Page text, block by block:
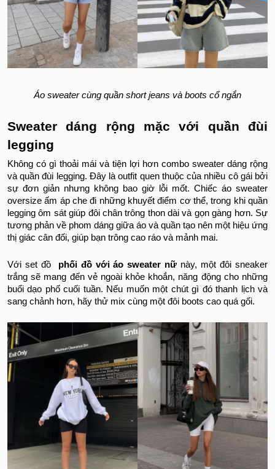
Áo sweater cùng quần short jeans và boots cổ ngắn
Sweater dáng rộng mặc với quần đùi
legging
Không có gì thoải mái và tiện lợi hơn combo sweater dáng rộng
và quần đùi legging. Đây là outfit quen thuộc của nhiều cô gái bởi
sự đơn giản nhưng không bao giờ lỗi mốt. Chiếc áo sweater
oversize ấm áp che đi những khuyết điểm cơ thể, trong khi quần
legging ôm sát giúp đôi chân trông thon dài và gọn gàng hơn. Sự
tương phản về phom dáng giữa áo và quần tạo nên một hiệu ứng
thị giác cân đối, giúp bạn trông cao ráo và mảnh mai.
Với set đồ phối đồ với áo sweater nữ này, một đôi sneaker
trắng sẽ mang đến vẻ ngoài khỏe khoắn, năng động cho những
buổi dạo phố cuối tuần. Nếu muốn một chút gì đó thanh lịch và
sang chảnh hơn, hãy thử mix cùng một đôi boots cao quá gối.